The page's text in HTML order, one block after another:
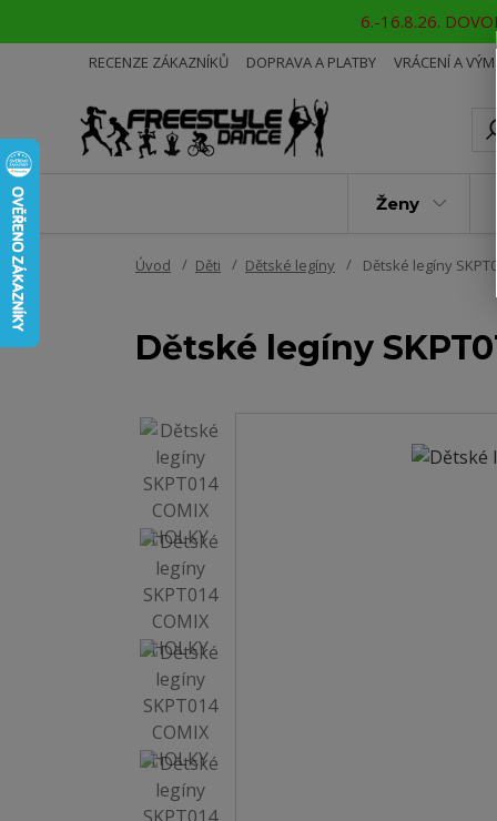
6.-16.8.26.
RECENZE ZÁKAZNÍKŮ DOPRAVA A PLATBY VRÁCENÍ A
Ženy
Úvod Děti Dětské legíny Dětské legíny
Dětské legíny